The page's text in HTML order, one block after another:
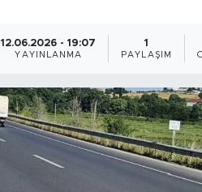
12.06.2026 - 19:07
YAYINLANMA
1
PAYLAŞIM